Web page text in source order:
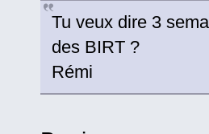
Tu veux dire 3
des BIRT ?
Rémi